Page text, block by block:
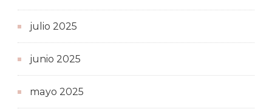
julio 2025
junio 2025
mayo 2025